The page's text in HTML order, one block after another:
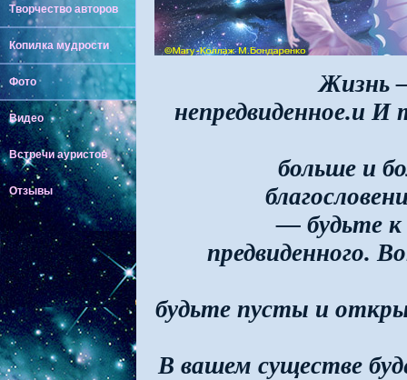
Творчество авторов
Копилка мудрости
Фото
Видео
Встречи ауристов
Отзывы
Жизнь
непредвиденное.и И
больше и
— будьте
предвиденного.
будьте пусты и
В вашем существе